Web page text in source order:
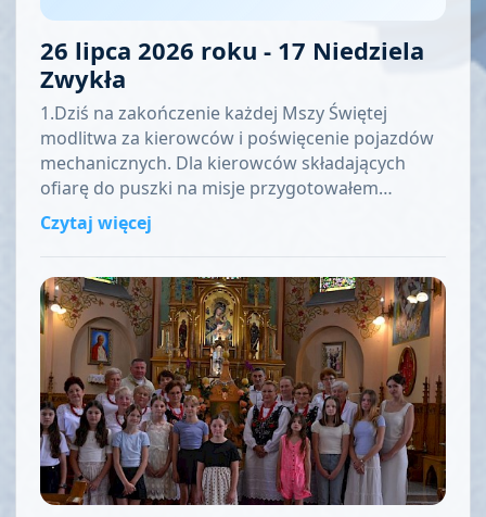
26 lipca 2026 roku - 17 Niedziela
Zwykła
1.Dziś na zakończenie każdej Mszy Świętej
modlitwa za kierowców i poświęcenie pojazdów
mechanicznych. Dla kierowców składających
ofiarę do puszki na misje przygotowałem…
Czytaj więcej